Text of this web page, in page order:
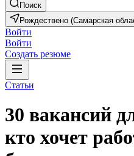
Поиск
Рождествено (Самарская
Войти
Войти
Создать резюме
Статьи
30 вакансий
кто хочет